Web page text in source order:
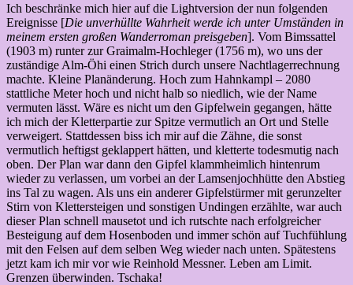
Ich beschränke mich hier auf die Lightversion der nun folgenden
Ereignisse [Die unverhüllte Wahrheit werde ich unter Umständen in
meinem ersten großen Wanderroman preisgeben]. Vom Bimssattel
(1903 m) runter zur Graimalm-Hochleger (1756 m), wo uns der
zuständige Alm-Öhi einen Strich durch unsere Nachtlagerrechnung
machte. Kleine Planänderung. Hoch zum Hahnkampl – 2080
stattliche Meter hoch und nicht halb so niedlich, wie der Name
vermuten lässt. Wäre es nicht um den Gipfelwein gegangen, hätte
ich mich der Kletterpartie zur Spitze vermutlich an Ort und Stelle
verweigert. Stattdessen biss ich mir auf die Zähne, die sonst
vermutlich heftigst geklappert hätten, und kletterte todesmutig nach
oben. Der Plan war dann den Gipfel klammheimlich hintenrum
wieder zu verlassen, um vorbei an der Lamsenjochhütte den Abstieg
ins Tal zu wagen. Als uns ein anderer Gipfelstürmer mit gerunzelter
Stirn von Klettersteigen und sonstigen Undingen erzählte, war auch
dieser Plan schnell mausetot und ich rutschte nach erfolgreicher
Besteigung auf dem Hosenboden und immer schön auf Tuchfühlung
mit den Felsen auf dem selben Weg wieder nach unten. Spätestens
jetzt kam ich mir vor wie Reinhold Messner. Leben am Limit.
Grenzen überwinden. Tschaka!